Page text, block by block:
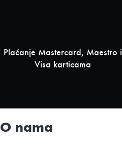
Plaćanje Mastercard, Maestro i
Visa karticama
O nama